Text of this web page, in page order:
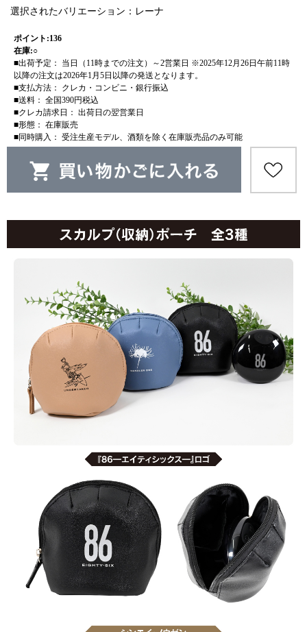
選択されたバリエーション：レーナ
ポイント:136
在庫:○
■出荷予定： 当日（11時までの注文）～2営業日 ※2025年12月26日午前11時
以降の注文は2026年1月5日以降の発送となります。
■支払方法： クレカ・コンビニ・銀行振込
■送料： 全国390円税込
■クレカ請求日： 出荷日の翌営業日
■形態： 在庫販売
■同時購入： 受注生産モデル、酒類を除く在庫販売品のみ可能